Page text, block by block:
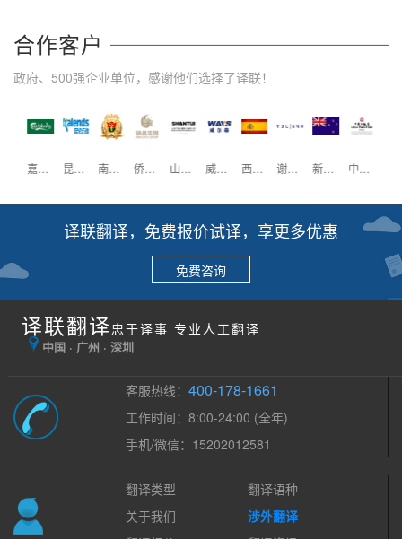
合作客户
政府、500强企业单位，感谢他们选择了译联！
嘉士伯 昆仑万维 威尔森 西班牙驻广州领事馆
译联翻译，免费报价试译，享更多优惠
免费咨询
译联翻译 忠于译事 专业人工翻译
中国 · 广州 · 深圳
客服热线：400-178-1661
工作时间：8:00-24:00 (全年)
手机/微信：15202012581
翻译类型
翻译语种
关于我们
涉外翻译